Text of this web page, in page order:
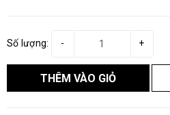
Số lượng: +
-
THÊM VÀO GIỎ